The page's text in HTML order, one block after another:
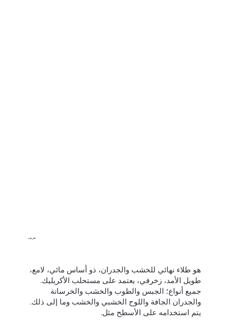
تعريف
هو طلاء نهائي للخشب والجدران، ذو أساس مائي، لامع،
طويل الأمد، زخرفي، يعتمد على مستحلب الأكريليك.
جميع أنواع؛ الجبس والطوب والخشب والخرسانة
والجدران الجافة واللوح الخشبي والخشب وما إلى ذلك.
يتم استخدامه على الأسطح مثل.